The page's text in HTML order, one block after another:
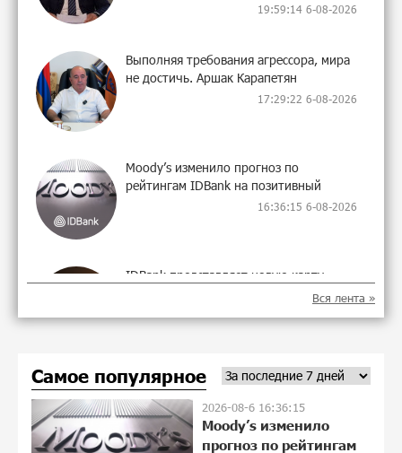
19:59:14 6-08-2026
Выполняя требования агрессора, мира
не достичь. Аршак Карапетян
17:29:22 6-08-2026
Moody’s изменило прогноз по
рейтингам IDBank на позитивный
16:36:15 6-08-2026
IDBank представляет новую карту
Mastercard World с преимуществами для
Ucom и FPWC обеспечат
круглосуточный мониторинг дикой
природы в Гнишике с помощью
солнечной энергии
Вся лента »
Самое популярное
2026-08-6 16:36:15
Moody’s изменило
прогноз по рейтингам